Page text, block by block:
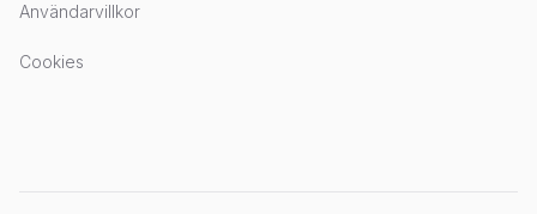
Användarvillkor
Cookies